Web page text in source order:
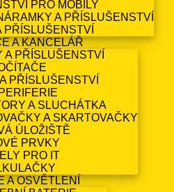
PRO MOBILY
A PŘÍSLUŠENSTVÍ
PŘÍSLUŠENSTVÍ
A KANCELÁŘ
A PŘÍSLUŠENSTVÍ
PŘÍSLUŠENSTVÍ
A SLUCHÁTKA
A SKARTOVAČKY
ÚLOŽIŠTĚ
PRVKY
PRO IT
A OSVĚTLENÍ